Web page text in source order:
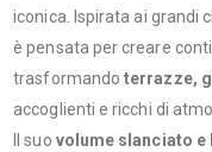
iconica. Ispirata ai grandi
è pensata per creare
trasformandoterrazze,
accoglienti e ricchi di
Il suo volume slanciato